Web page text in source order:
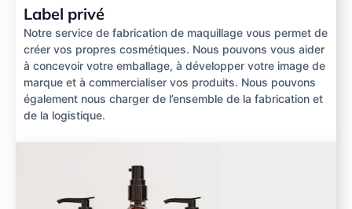
Label privé
Notre service de fabrication de maquillage vous permet de
créer vos propres cosmétiques. Nous pouvons vous aider
à concevoir votre emballage, à développer votre image de
marque et à commercialiser vos produits. Nous pouvons
également nous charger de l’ensemble de la fabrication et
de la logistique.